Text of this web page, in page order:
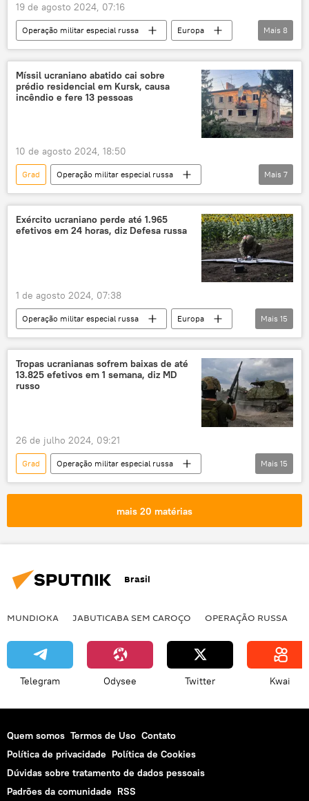
19 de agosto 2024, 07:16
Operação militar especial russa
Europa
RPD
Rússia
Forças Armadas
Forças Armadas da Rússia
República Popular de Donetsk
Zaporozhie
Ministério da Defesa da Rússia
Mais 8
Míssil ucraniano abatido cai sobre
prédio residencial em Kursk, causa
incêndio e fere 13 pessoas
10 de agosto 2024, 18:50
Grad
Operação militar especial russa
Europa
Rússia
Piotr Smirnov
Ucrânia
Telegram
Kursk
operação militar especial
Mais 7
Exército ucraniano perde até 1.965
efetivos em 24 horas, diz Defesa russa
1 de agosto 2024, 07:38
Operação militar especial russa
Europa
Exército
Exército da Ucrânia
Forças Armadas
Forças Armadas da Rússia
Patriot
República Popular de Donetsk
Ministério da Defesa da Rússia
República Popular de Lugansk
RPL
Himars
ATACMS
Mais 15
Tropas ucranianas sofrem baixas de até
13.825 efetivos em 1 semana, diz MD
russo
26 de julho 2024, 09:21
Grad
Operação militar especial russa
Europa
República Popular de Donetsk
Ministério da Defesa da Rússia
Himars
ATACMS
Patriot
Tochka-U
veículo aéreo não tripulado
Mais 15
mais 20 matérias
Brasil
MUNDIOKA JABUTICABA SEM CAROÇO OPERAÇÃO RUSSA
Telegram Odysee Twitter Kwai
Quem somos Termos de Uso Contato
Política de privacidade Política de Cookies
Dúvidas sobre tratamento de dados pessoais
Padrões da comunidade RSS